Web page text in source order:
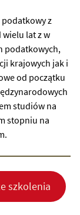
z
lat z w
podatkowych,
krajowych jak i
od początku
studiów na
stopniu na
szkolenia